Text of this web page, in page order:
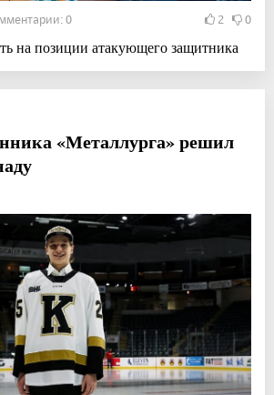
0 2 0
на позиции атакующего защитника
«Металлурга» решил